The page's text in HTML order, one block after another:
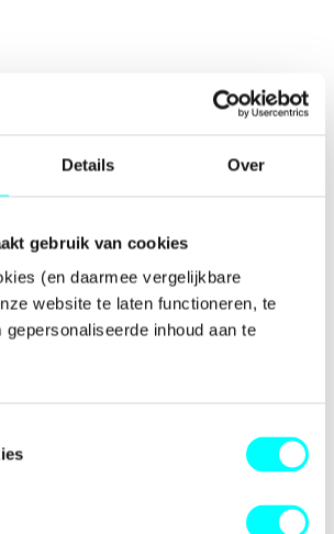
Details Over
gebruik van cookies
(en daarmee vergelijkbare
website te laten functioneren, te
gepersonaliseerde inhoud aan te
-side exception has occurred while
browser consolefor